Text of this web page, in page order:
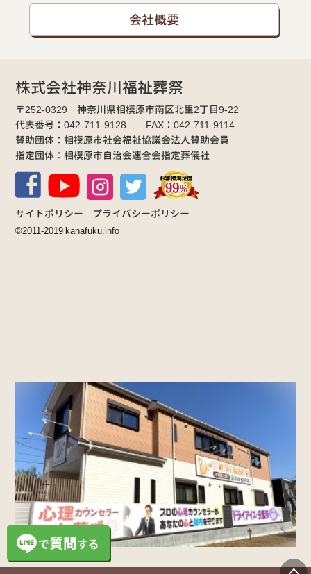
会社概要
株式会社神奈川福祉葬祭
〒252-0329 神奈川県相模原市南区北里2丁目9-22
代表番号：042-711-9128 FAX：042-711-9114
賛助団体：相模原市社会福祉協議会法人賛助会員
指定団体：相模原市自治会連合会指定葬儀社
サイトポリシー プライバシーポリシー
©2011-2019 kanafuku.info